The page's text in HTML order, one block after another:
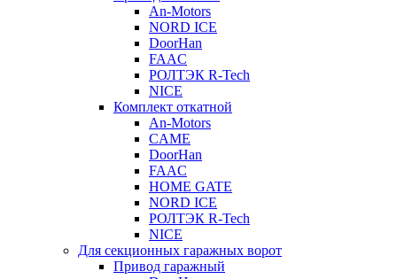
An-Motors
NORD ICE
DoorHan
FAAC
РОЛТЭК R-Tech
NICE
Комплект откатной
An-Motors
CAME
DoorHan
FAAC
HOME GATE
NORD ICE
РОЛТЭК R-Tech
NICE
Для секционных гаражных ворот
Привод гаражный